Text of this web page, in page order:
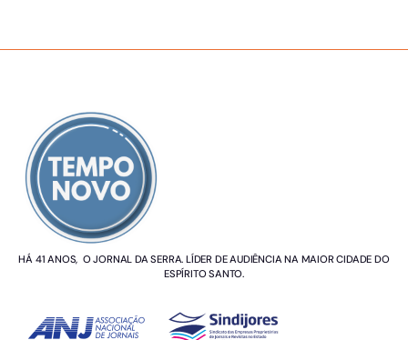
HÁ 41 ANOS, O JORNAL DA SERRA. LÍDER DE AUDIÊNCIA NA MAIOR CIDADE DO
ESPÍRITO SANTO.